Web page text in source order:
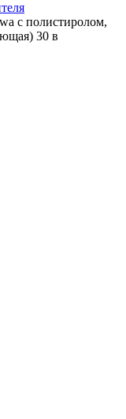
с полистиролом,
30 в